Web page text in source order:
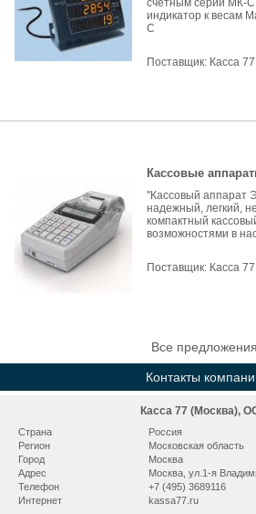
счетным серии МК-
индикатор к весам
С
Поставщик: Касса
Кассовые
"Кассовый аппарат
надежный, легкий,
компактный
возможностями в
Поставщик: Касса
Все предложения
Контакты
Касса 77 (Москва),
Страна
Россия
Регион
Московская область
Город
Москва
Адрес
Москва, ул.1-я
Телефон
+7 (495) 3689116
Интернет
kassa77.ru